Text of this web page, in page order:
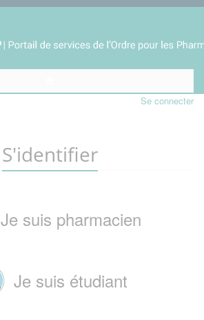
Se connecter
S'identifier
Je suis pharmacien
Je suis étudiant